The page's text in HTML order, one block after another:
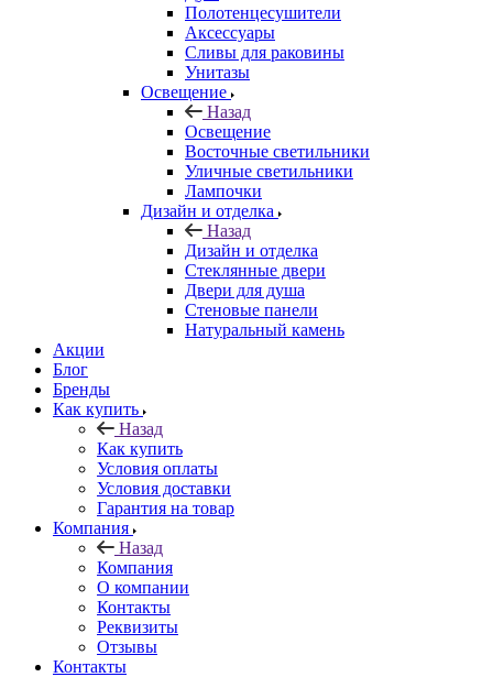
Полотенцесушители
Аксессуары
Сливы для раковины
Унитазы
Освещение
Назад
Освещение
Восточные светильники
Уличные светильники
Лампочки
Дизайн и отделка
Назад
Дизайн и отделка
Стеклянные двери
Двери для душа
Стеновые панели
Натуральный камень
Акции
Блог
Бренды
Как купить
Назад
Как купить
Условия оплаты
Условия доставки
Гарантия на товар
Компания
Назад
Компания
О компании
Контакты
Реквизиты
Отзывы
Контакты